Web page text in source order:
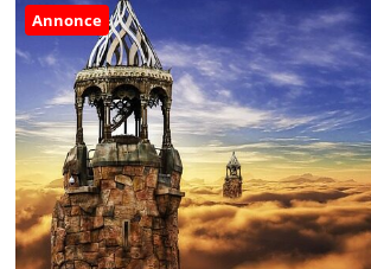
Annonce